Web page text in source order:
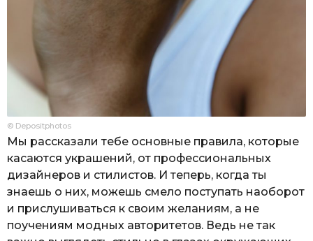
© Depositphotos
Мы рассказали тебе основные правила, которые
касаются украшений, от профессиональных
дизайнеров и стилистов. И теперь, когда ты
знаешь о них, можешь смело поступать наоборот
и прислушиваться к своим желаниям, а не
поучениям модных авторитетов. Ведь не так